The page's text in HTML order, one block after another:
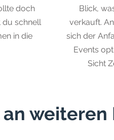
doch
du schnell
in die
Blick,
verkauft.
sich der
Events
Sicht